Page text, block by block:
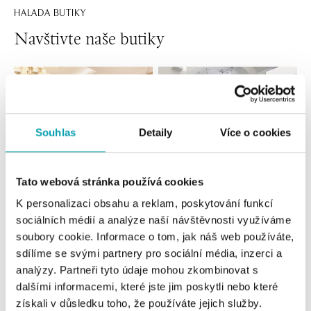
Souhlas Detaily Více o cookies
Tato webová stránka používá cookies
K personalizaci obsahu a reklam, poskytování funkcí
sociálních médií a analýze naší návštěvnosti využíváme
soubory cookie. Informace o tom, jak náš web používáte,
sdílíme se svými partnery pro sociální média, inzerci a
analýzy. Partneři tyto údaje mohou zkombinovat s
dalšími informacemi, které jste jim poskytli nebo které
získali v důsledku toho, že používáte jejich služby.
HALADA BUTIKY
Navštivte naše butiky
Všechny Česko Slovensko
HALADA Pařížská, Praha
Pařížská 7, 110 00 Praha 1
tel.: +420724986111
dnes otevřeno do 19:00